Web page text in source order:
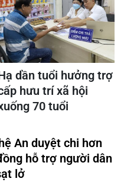
dần tuổi hưởng trợ
hưu trí xã hội
70 tuổi
An duyệt chi hơn
hỗ trợ người dân
lở